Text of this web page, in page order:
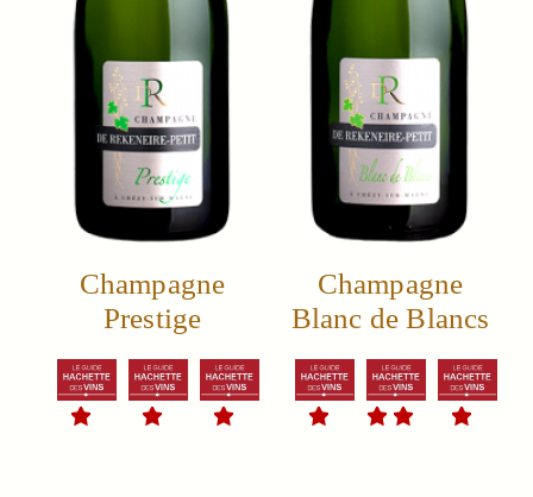
Champagne
Prestige
Champagne
Blanc de Blancs